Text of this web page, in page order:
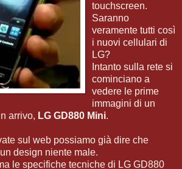
touchscreen.
Saranno
veramente tutti così
i nuovi cellulari di
LG?
Intanto sulla rete si
cominciano a
vedere le prime
immagini di un
arrivo, LG GD880 Mini.
sul web possiamo già dire che
design niente male.
le specifiche tecniche di LG GD880